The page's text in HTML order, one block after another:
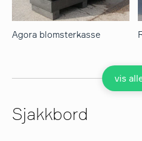
vis
Agora blomsterkasse
Sjakkbord